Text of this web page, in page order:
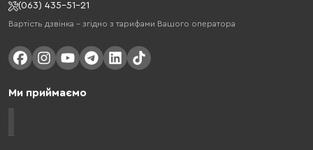
(063) 435-51-21
Вартість дзвінка – згідно з тарифами Вашого оператора
Ми приймаємо